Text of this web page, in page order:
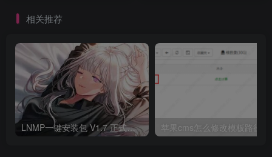
相关推荐
LNMP一键安装包 V1.7 正式版发布 苹果cms怎么修改模板路径